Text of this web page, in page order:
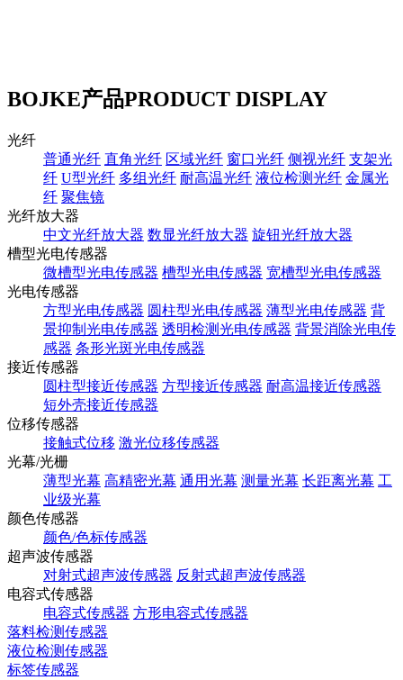
BOJKE产品PRODUCT DISPLAY
光纤
普通光纤 直角光纤 区域光纤 窗口光纤 侧视光纤 支架光
纤 U型光纤 多组光纤 耐高温光纤 液位检测光纤 金属光
纤 聚焦镜
光纤放大器
中文光纤放大器 数显光纤放大器 旋钮光纤放大器
槽型光电传感器
微槽型光电传感器 槽型光电传感器 宽槽型光电传感器
光电传感器
方型光电传感器 圆柱型光电传感器 薄型光电传感器 背
景抑制光电传感器 透明检测光电传感器 背景消除光电传
感器 条形光斑光电传感器
接近传感器
圆柱型接近传感器 方型接近传感器 耐高温接近传感器
短外壳接近传感器
位移传感器
接触式位移 激光位移传感器
光幕/光栅
薄型光幕 高精密光幕 通用光幕 测量光幕 长距离光幕 工
业级光幕
颜色传感器
颜色/色标传感器
超声波传感器
对射式超声波传感器 反射式超声波传感器
电容式传感器
电容式传感器 方形电容式传感器
落料检测传感器
液位检测传感器
标签传感器